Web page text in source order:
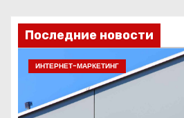
Последние новости
ИНТЕРНЕТ-МАРКЕТИНГ